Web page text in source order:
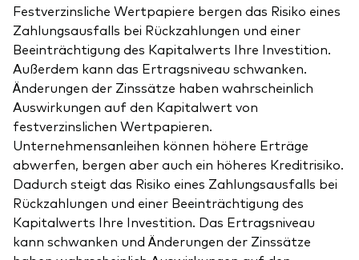
Festverzinsliche Wertpapiere bergen das Risiko eines
Zahlungsausfalls bei Rückzahlungen und einer
Beeinträchtigung des Kapitalwerts Ihre Investition.
Außerdem kann das Ertragsniveau schwanken.
Änderungen der Zinssätze haben wahrscheinlich
Auswirkungen auf den Kapitalwert von
festverzinslichen Wertpapieren.
Unternehmensanleihen können höhere Erträge
abwerfen, bergen aber auch ein höheres Kreditrisiko.
Dadurch steigt das Risiko eines Zahlungsausfalls bei
Rückzahlungen und einer Beeinträchtigung des
Kapitalwerts Ihre Investition. Das Ertragsniveau
kann schwanken und Änderungen der Zinssätze